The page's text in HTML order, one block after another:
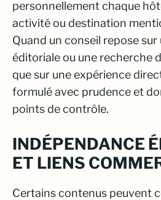
personnellement chaque
activité ou destination
Quand un conseil repose sur
éditoriale ou une recherche
que sur une expérience
formulé avec prudence et
points de contrôle.
INDÉPENDANCE
ET LIENS
Certains contenus peuvent